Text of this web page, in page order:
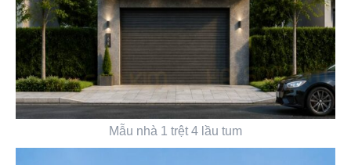
Mẫu nhà 1 trệt 4 lầu tum